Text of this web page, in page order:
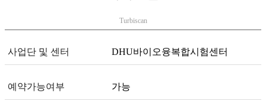
Turbiscan
사업단 및 센터 DHU바이오융복합시험센터
예약가능여부 가능